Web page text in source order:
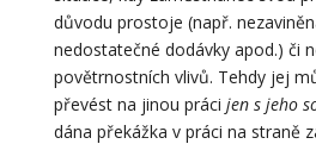
důvodu prostoje (např.
nedostatečné dodávky apod.) či
povětrnostních vlivů. Tehdy jej
převést na jinou práci jen s jeho
dána překážka v práci na straně